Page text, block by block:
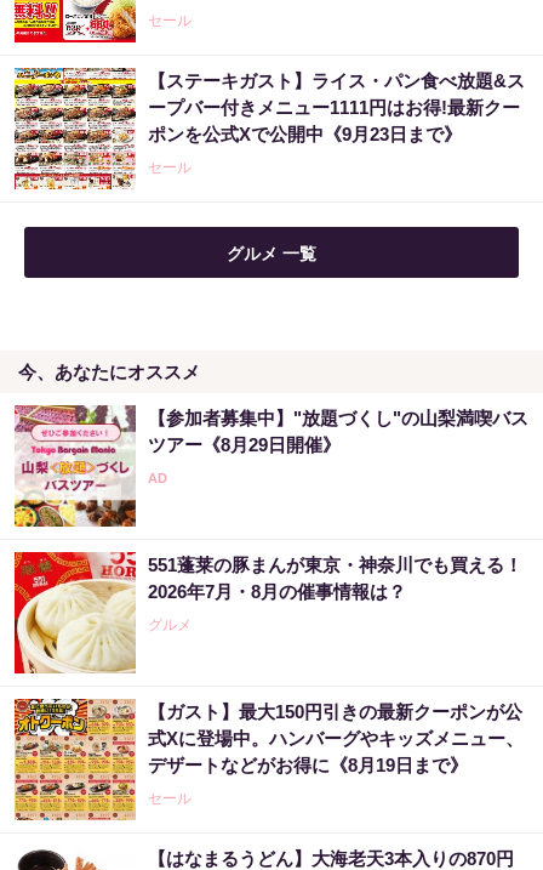
あなたの金運はどう？宝くじに縁がある時、
金運はこう変わる
PR（合同会社デジタルファーム ）
【昭和43年以前生まれはロト６この数字を買
うべき】6つの数字が「完全一致」する方...
【昭和43年以前生まれはロト６この数字を買
うべき】6つの数字が「完全一致」する方...
PR（株式会社MURA）
すぐ株価暴落に備えて下さい」
PR（Acoco.）
セール
【ステーキガスト】ライス・パン食べ放題&ス
ープバー付きメニュー1111円はお得!最新クー
ポンを公式Xで公開中《9月23日まで》
セール
グルメ 一覧
今、あなたにオススメ
【参加者募集中】"放題づくし"の山梨満喫バス
ツアー《8月29日開催》
551蓬莱の豚まんが東京・神奈川でも買える！
2026年7月・8月の催事情報は？
グルメ
【ガスト】最大150円引きの最新クーポンが公
式Xに登場中。ハンバーグやキッズメニュー、
デザートなどがお得に《8月19日まで》
セール
【はなまるうどん】大海老天3本入りの870円